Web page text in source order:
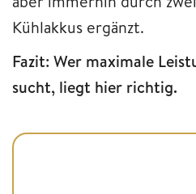
Kühlakkus ergänzt.
Fazit: Wer maximale
sucht, liegt hier richtig.